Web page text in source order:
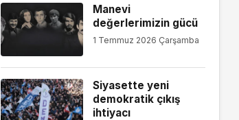
Manevi
değerlerimizin gücü
1 Temmuz 2026 Çarşamba
Siyasette yeni
demokratik çıkış
ihtiyacı